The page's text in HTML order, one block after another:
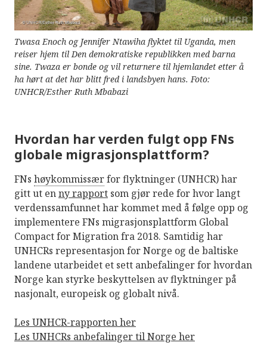
Twasa Enoch og Jennifer Ntawiha flyktet til Uganda, men
reiser hjem til Den demokratiske republikken med barna
sine. Twaza er bonde og vil returnere til hjemlandet etter å
ha hørt at det har blitt fred i landsbyen hans. Foto:
UNHCR/Esther Ruth Mbabazi
Hvordan har verden fulgt opp FNs
globale migrasjonsplattform?
FNs høykommissærfor flyktninger (UNHCR) har
gitt ut enny rapport som gjør rede for hvor langt
verdenssamfunnet har kommet med å følge opp og
implementere FNs migrasjonsplattform Global
Compact for Migration fra 2018. Samtidig har
UNHCRs representasjon for Norge og de baltiske
landene utarbeidet et sett anbefalinger for hvordan
Norge kan styrke beskyttelsen av flyktninger på
nasjonalt, europeisk og globalt nivå.
Les UNHCR-rapporten her
Les UNHCRs anbefalinger til Norge her